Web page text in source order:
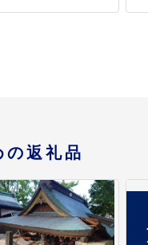
の返礼品